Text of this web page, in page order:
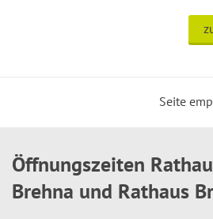
Seite
Öffnungszeiten
Brehna und Rathaus